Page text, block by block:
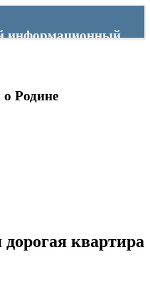
информационный
Родине
квартира